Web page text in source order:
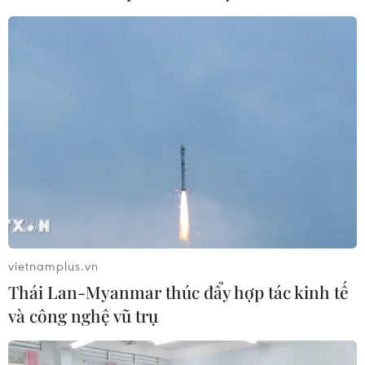
Theo dõi VietnamPlus
vietnamplus.vn
Thái Lan-Myanmar thúc đẩy hợp tác kinh tế
và công nghệ vũ trụ